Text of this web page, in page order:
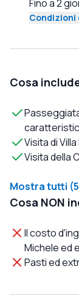
Fino a 2
Condizioni
Cosa
Visita di
Visita della
Mostra tutti
Cosa NON
Il costo
Michele ed
Pasti ed